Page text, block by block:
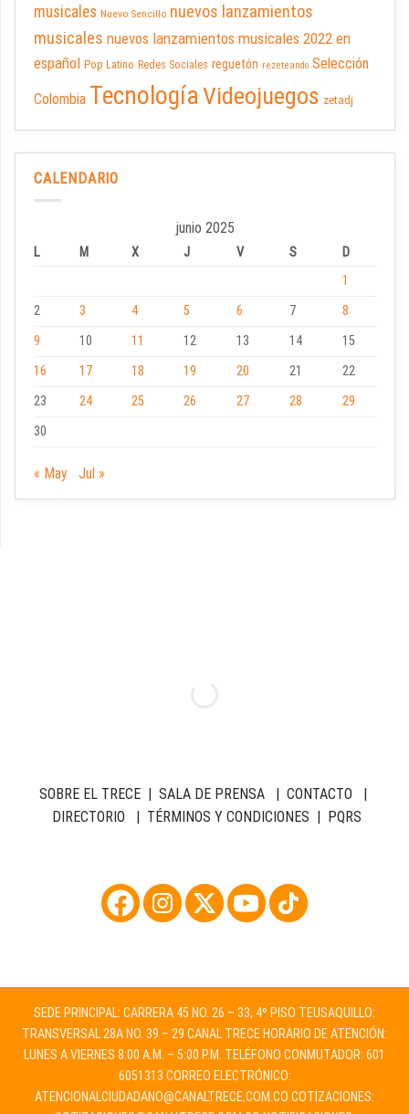
musicales Nuevo Sencillo nuevos lanzamientos
musicales nuevos lanzamientos musicales 2022 en
español Pop Latino Redes Sociales reguetón rezeteando Selección
Colombia TecnologíaVideojuegos zetadj
CALENDARIO
junio 2025
L M X J V S
D
1
2
3 4 5 6 7
8
9
10 11 12 13 14
15
16
17 18 19 20 21
22
23
24 25 26 27 28
29
30
« May Jul »
SOBRE EL TRECE| SALA DE PRENSA| CONTACTO |
DIRECTORIO | TÉRMINOS Y CONDICIONES | PQRS
SEDE PRINCIPAL: CARRERA 45 NO. 26 – 33, 4º PISO TEUSAQUILLO:
TRANSVERSAL 28A NO. 39 – 29 CANAL TRECE HORARIO DE ATENCIÓN:
LUNES A VIERNES 8:00 A.M. – 5:00 P.M. TELÉFONO CONMUTADOR: 601
6051313 CORREO ELECTRÓNICO:
ATENCIONALCIUDADANO@CANALTRECE.COM.CO COTIZACIONES: